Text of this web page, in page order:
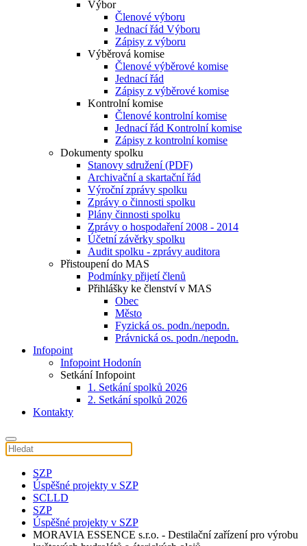
Výbor
Členové výboru
Jednací řád Výboru
Zápisy z výboru
Výběrová komise
Členové výběrové komise
Jednací řád
Zápisy z výběrové komise
Kontrolní komise
Členové kontrolní komise
Jednací řád Kontrolní komise
Zápisy z kontrolní komise
Dokumenty spolku
Stanovy sdružení (PDF)
Archivační a skartační řád
Výroční zprávy spolku
Zprávy o činnosti spolku
Plány činnosti spolku
Zprávy o hospodaření 2008 - 2014
Účetní závěrky spolku
Audit spolku - zprávy auditora
Přistoupení do MAS
Podmínky přijetí členů
Přihlášky ke členství v MAS
Obec
Město
Fyzická os. podn./nepodn.
Právnická os. podn./nepodn.
Infopoint
Infopoint Hodonín
Setkání Infopoint
1. Setkání spolků 2026
2. Setkání spolků 2026
Kontakty
SZP
Úspěšné projekty v SZP
SCLLD
SZP
Úspěšné projekty v SZP
MORAVIA ESSENCE s.r.o. - Destilační zařízení pro výrobu